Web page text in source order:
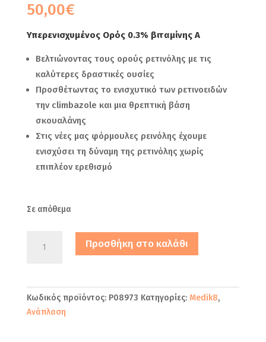
50,00€
Υπερενισχυμένος Ορός 0.3% βιταμίνης Α
Βελτιώνοντας τους ορούς ρετινόλης με τις
καλύτερες δραστικές ουσίες
Προσθέτωντας το ενισχυτικό των ρετινοειδών
την climbazole και μια θρεπτική βάση
σκουαλάνης
Στις νέες μας φόρμουλες ρεινόλης έχουμε
ενισχύσει τη δύναμη της ρετινόλης χωρίς
επιπλέον ερεθισμό
Σε απόθεμα
Intelligent
Ορός
Προσώπου
Προσθήκη στο καλάθι
Κωδικός προϊόντος: P08973 Κατηγορίες: Medik8,
Ανάπλαση